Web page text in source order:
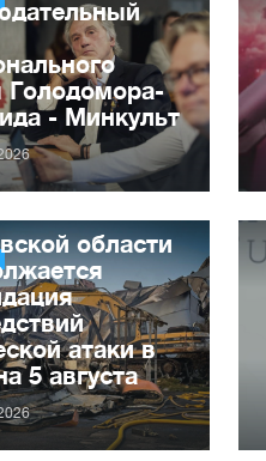
Голодомора-
- Минкульт
области
атаки в
5 августа